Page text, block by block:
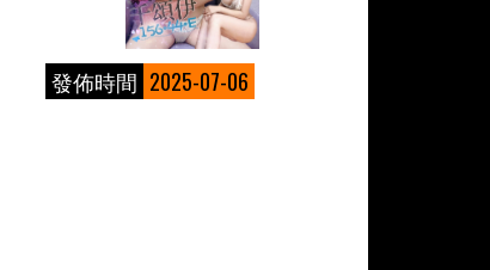
發佈時間 2025-07-06